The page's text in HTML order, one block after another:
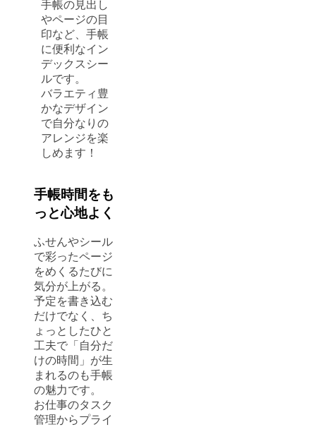
手帳の見出し
やページの目
印など、手帳
に便利なイン
デックスシー
ルです。
バラエティ豊
かなデザイン
で自分なりの
アレンジを楽
しめます！
手帳時間をも
っと心地よく
ふせんやシール
で彩ったページ
をめくるたびに
気分が上がる。
予定を書き込む
だけでなく、ち
ょっとしたひと
工夫で「自分だ
けの時間」が生
まれるのも手帳
の魅力です。
お仕事のタスク
管理からプライ